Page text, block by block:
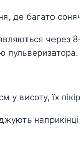
де багато
через
пульверизатора.
у висоту, їх